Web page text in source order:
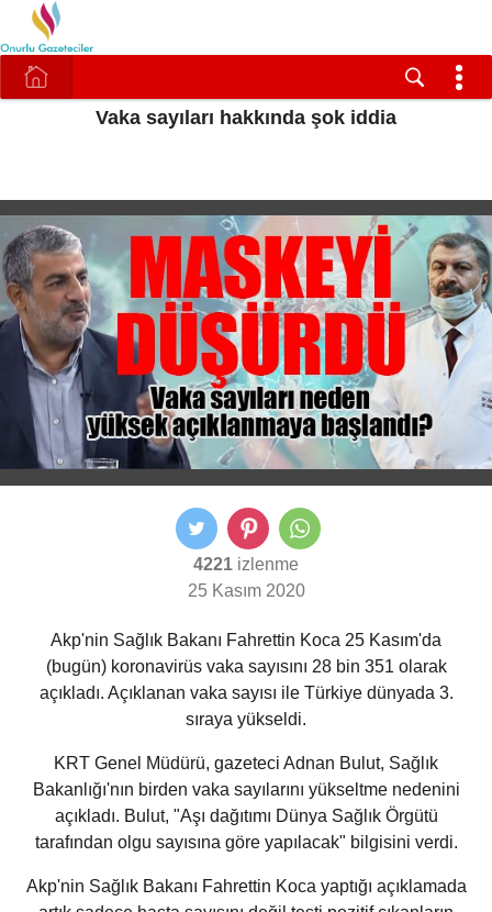
Vaka sayıları hakkında şok iddia
4221 izlenme
25 Kasım 2020
Akp'nin Sağlık Bakanı Fahrettin Koca 25 Kasım'da
(bugün) koronavirüs vaka sayısını 28 bin 351 olarak
açıkladı. Açıklanan vaka sayısı ile Türkiye dünyada 3.
sıraya yükseldi.
KRT Genel Müdürü, gazeteci Adnan Bulut, Sağlık
Bakanlığı'nın birden vaka sayılarını yükseltme nedenini
açıkladı. Bulut, "Aşı dağıtımı Dünya Sağlık Örgütü
tarafından olgu sayısına göre yapılacak" bilgisini verdi.
Akp'nin Sağlık Bakanı Fahrettin Koca yaptığı açıklamada